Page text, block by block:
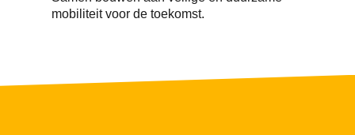
mobiliteit voor de toekomst.